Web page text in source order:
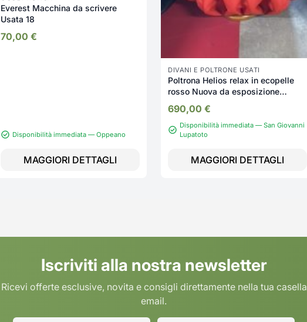
Everest Macchina da scrivere
Usata 18
70,00 €
Disponibilità immediata — Oppeano
MAGGIORI DETTAGLI
DIVANI E POLTRONE USATI
Poltrona Helios relax in ecopelle
rosso Nuova da esposizione
690,00 €
Disponibilità immediata — San Giovanni
Lupatoto
MAGGIORI DETTAGLI
Iscriviti alla nostra newsletter
Ricevi offerte esclusive, novita e consigli direttamente nella tua casella
email.